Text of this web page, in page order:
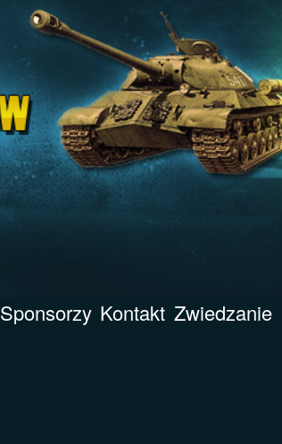
Sponsorzy Kontakt Zwiedzanie